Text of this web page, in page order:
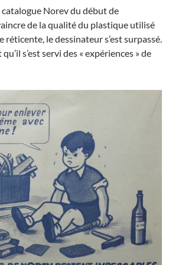
catalogue Norev du début de
de la qualité du plastique utilisé
le dessinateur s’est surpassé.
s’est servi des « expériences » de